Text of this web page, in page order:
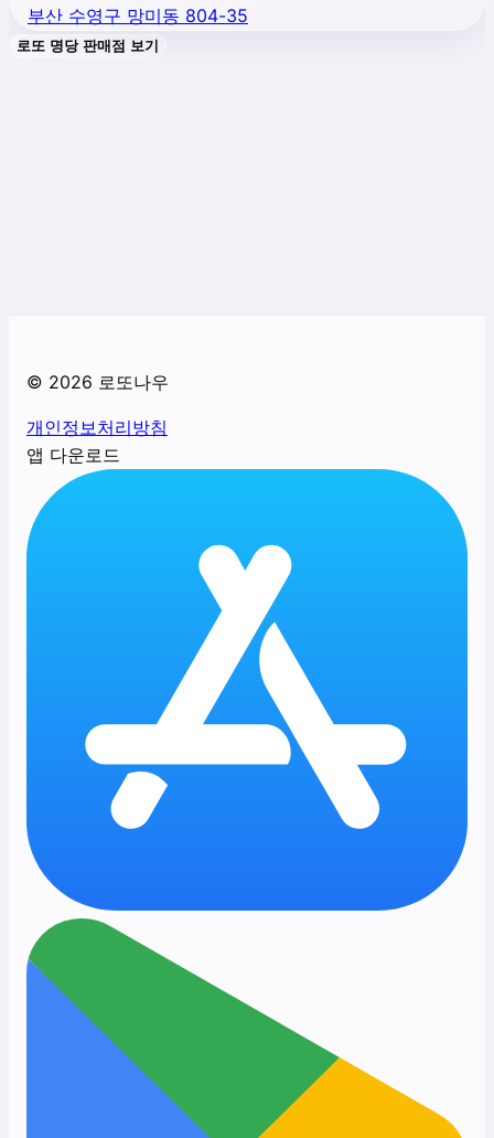
부산 수영구 망미동 804-35
로또 명당 판매점 보기
© 2026 로또나우
개인정보처리방침
앱 다운로드